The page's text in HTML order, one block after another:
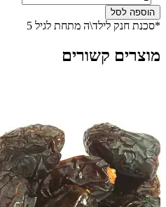
הוספה לסל
*סכנת חנק לילד\ה מתחת לגיל 5
מוצרים קשורים